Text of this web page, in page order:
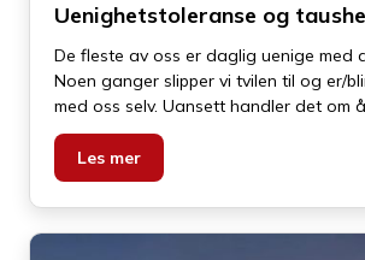
Uenighetstoleranse og
De fleste av oss er daglig uenige med
Noen ganger slipper vi tvilen til og er/
med oss selv. Uansett handler det om
forstå uenigheten.
Les mer